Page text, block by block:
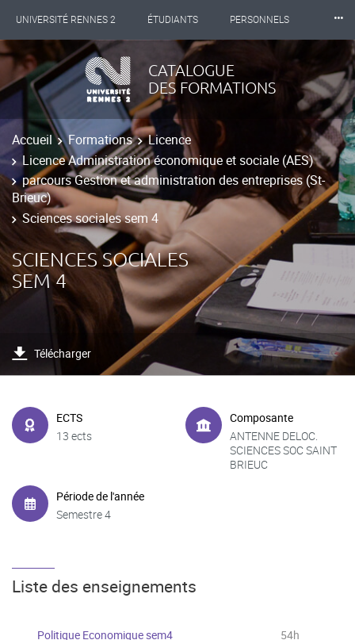
UNIVERSITÉ RENNES 2 ÉTUDIANTS PERSONNELS
INTERNATIONAL PROFESSIONNELS BIBLIOTHÈQUES
LES NOUVELLES DE RENNES 2
⸱⸱⸱
CATALOGUE
DES FORMATIONS
Accueil Formations
Licence
Licence Administration économique et sociale (AES)
parcours Gestion et administration des entreprises (St-
Brieuc)
Sciences sociales sem 4
SCIENCES SOCIALES
SEM 4
Télécharger
ECTS
13 ects
Composante
ANTENNE DELOC.
SCIENCES SOC SAINT
BRIEUC
Période de l'année
Semestre 4
Liste des enseignements
Politique Economique sem4 54h